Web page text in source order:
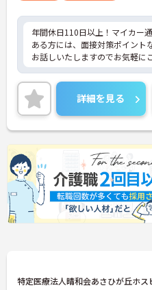
年間休日110日以上！マイカー
ある方には、面接対策ポイント
お話しいたしますのでお気軽に
詳細を見る
特定医療法人晴和会あさひが丘ホス